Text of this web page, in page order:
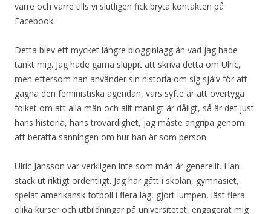
värre och värre tills vi slutligen fick bryta kontakten på
Facebook.
Detta blev ett mycket längre blogginlägg än vad jag hade
tänkt mig. Jag hade gärna sluppit att skriva detta om Ulric,
men eftersom han använder sin historia om sig själv för att
gagna den feministiska agendan, vars syfte är att övertyga
folket om att alla män och allt manligt är dåligt, så är det just
hans historia, hans trovärdighet, jag måste angripa genom
att berätta sanningen om hur han är som person.
Ulric Jansson var verkligen inte som män är generellt. Han
stack ut riktigt ordentligt. Jag har gått i skolan, gymnasiet,
spelat amerikansk fotboll i flera lag, gjort lumpen, läst flera
olika kurser och utbildningar på universitetet, engagerat mig